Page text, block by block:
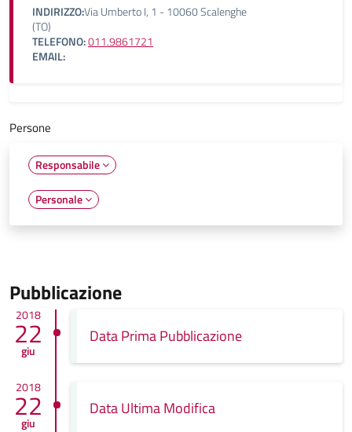
INDIRIZZO:Via Umberto I, 1 - 10060 Scalenghe
(TO)
TELEFONO:011.9861721
EMAIL:
Persone
Responsabile
Personale
Pubblicazione
2018
22
giu
Data Prima Pubblicazione
2018
22
giu
Data Ultima Modifica